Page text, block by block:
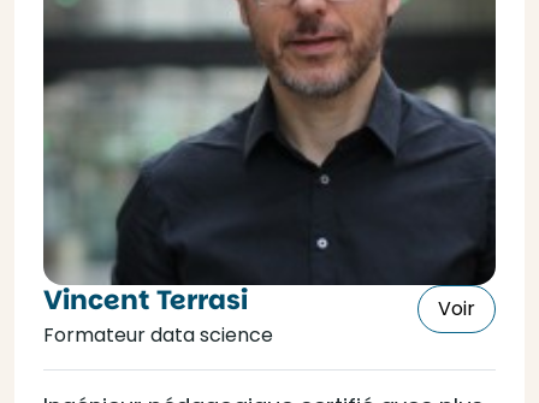
Vincent Terrasi
Formateur data science
Voir